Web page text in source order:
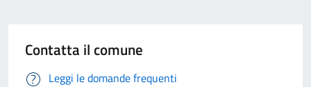
Contatta il comune
Leggi le domande frequenti